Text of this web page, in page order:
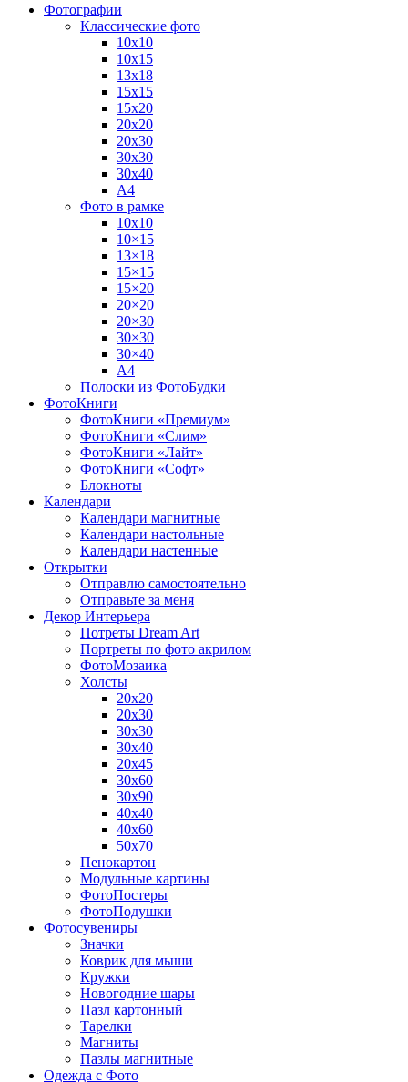
Фотографии
Классические фото
10х10
10х15
13х18
15х15
15х20
20х20
20х30
30х30
30х40
А4
Фото в рамке
10х10
10×15
13×18
15×15
15×20
20×20
20×30
30×30
30×40
A4
Полоски из ФотоБудки
ФотоКниги
ФотоКниги «Премиум»
ФотоКниги «Слим»
ФотоКниги «Лайт»
ФотоКниги «Софт»
Блокноты
Календари
Календари магнитные
Календари настольные
Календари настенные
Открытки
Отправлю самостоятельно
Отправьте за меня
Декор Интерьера
Потреты Dream Art
Портреты по фото акрилом
ФотоМозаика
Холсты
20х20
20х30
30х30
30х40
20х45
30х60
30х90
40х40
40х60
50х70
Пенокартон
Модульные картины
ФотоПостеры
ФотоПодушки
Фотоcувениры
Значки
Коврик для мыши
Кружки
Новогодние шары
Пазл картонный
Тарелки
Магниты
Пазлы магнитные
Одежда с Фото